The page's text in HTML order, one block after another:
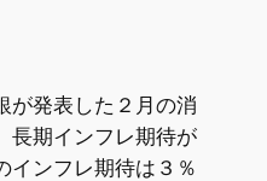
が発表した２月の消
長期インフレ期待が
インフレ期待は３％